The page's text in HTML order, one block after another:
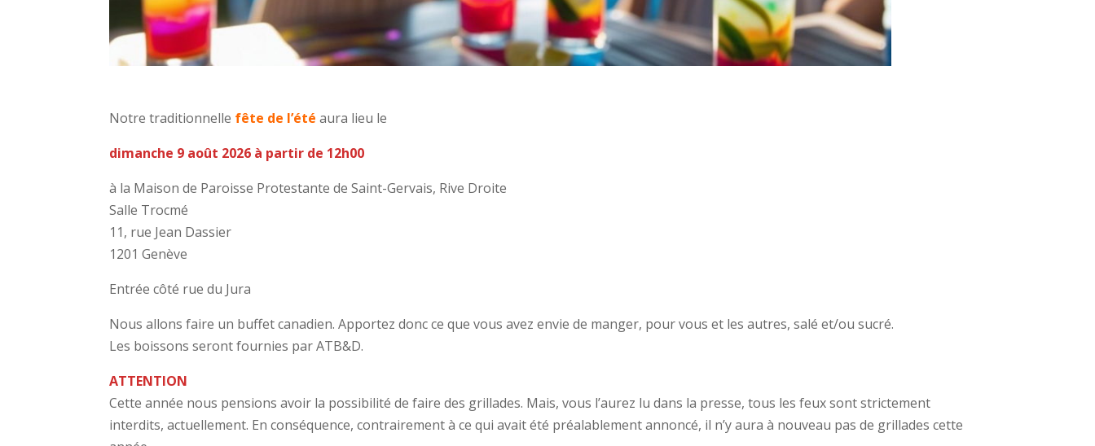
Notre traditionnelle fête de l’été aura lieu le
dimanche 9 août 2026 à partir de 12h00
à la Maison de Paroisse Protestante de Saint-Gervais, Rive Droite
Salle Trocmé
11, rue Jean Dassier
1201 Genève
Entrée côté rue du Jura
Nous allons faire un buffet canadien. Apportez donc ce que vous avez envie de manger, pour vous et les autres, salé et/ou sucré.
Les boissons seront fournies par ATB&D.
ATTENTION
Cette année nous pensions avoir la possibilité de faire des grillades. Mais, vous l’aurez lu dans la presse, tous les feux sont strictement
interdits, actuellement. En conséquence, contrairement à ce qui avait été préalablement annoncé, il n’y aura à nouveau pas de grillades cette